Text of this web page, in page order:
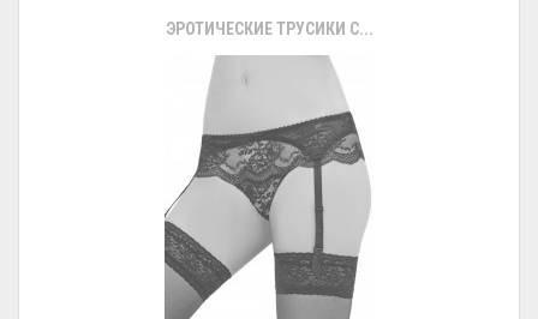
ЭРОТИЧЕСКИЕ ТРУСИКИ С...